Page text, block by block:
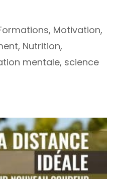
, Motivation,
, Nutrition,
mentale, science